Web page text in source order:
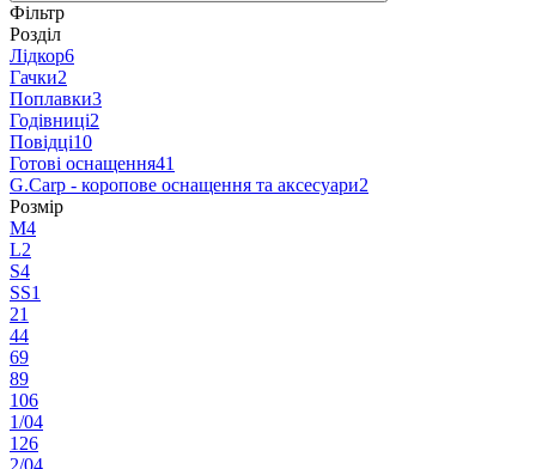
Фільтр
Розділ
Лідкор6
Гачки2
Поплавки3
Годівниці2
Повідці10
Готові оснащення41
G.Carp - коропове оснащення та аксесуари2
Розмір
M4
L2
S4
SS1
21
44
69
89
106
1/04
126
2/04